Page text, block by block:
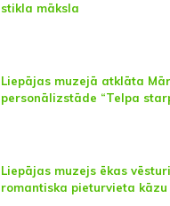
stikla māksla
Liepājas muzejā atklāta
personālizstāde “Telpa
Liepājas muzejs ēkas
romantiska pieturvieta